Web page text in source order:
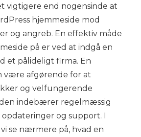
vigtigere end nogensinde at
hjemmeside mod
og angreb. En effektiv måde
på er ved at indgå en
et pålideligt firma. En
være afgørende for at
og velfungerende
den indebærer regelmæssig
og support. I
se nærmere på, hvad en